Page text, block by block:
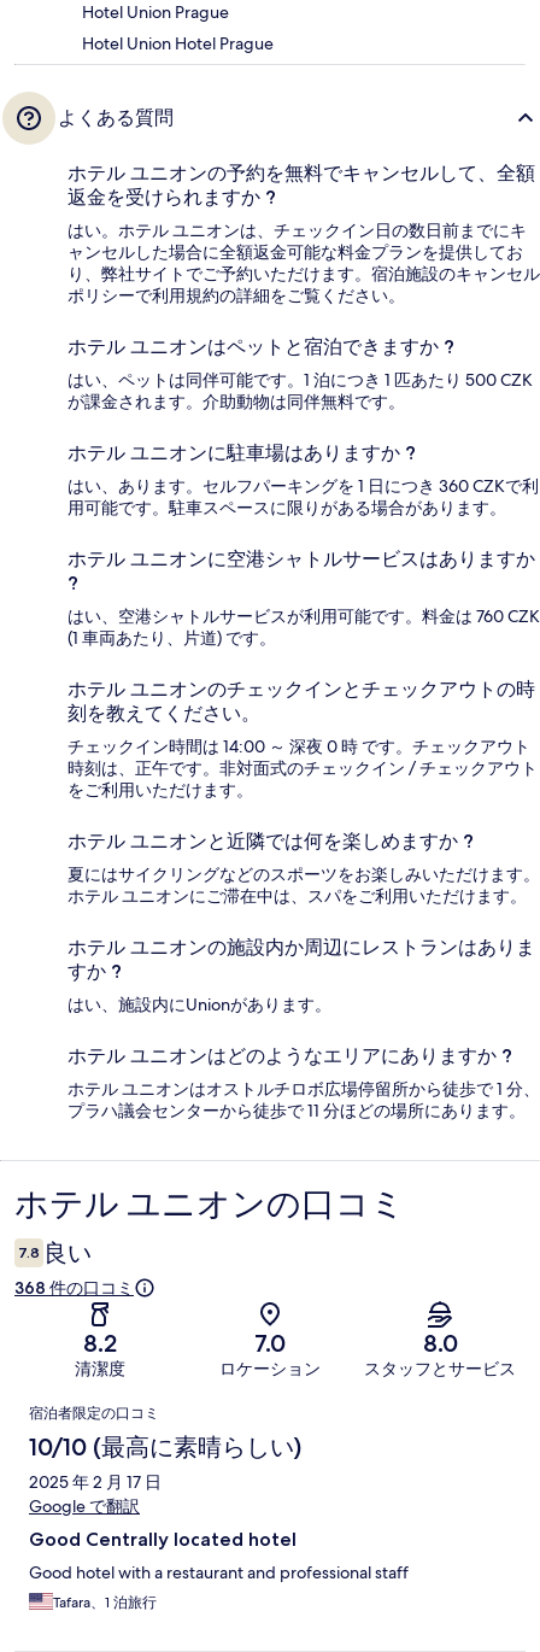
Hotel Union Prague
Hotel Union Hotel Prague
よくある質問
ホテル ユニオンの予約を無料でキャンセルして、全額
返金を受けられますか ?
はい。ホテル ユニオンは、チェックイン日の数日前までにキ
ャンセルした場合に全額返金可能な料金プランを提供してお
り、弊社サイトでご予約いただけます。宿泊施設のキャンセル
ポリシーで利用規約の詳細をご覧ください。
ホテル ユニオンはペットと宿泊できますか ?
はい、ペットは同伴可能です。1 泊につき 1 匹あたり 500 CZK
が課金されます。介助動物は同伴無料です。
ホテル ユニオンに駐車場はありますか ?
はい、あります。セルフパーキングを 1 日につき 360 CZKで利
用可能です。駐車スペースに限りがある場合があります。
ホテル ユニオンに空港シャトルサービスはありますか
?
はい、空港シャトルサービスが利用可能です。料金は 760 CZK
(1 車両あたり、片道) です。
ホテル ユニオンのチェックインとチェックアウトの時
刻を教えてください。
チェックイン時間は 14:00 ～ 深夜 0 時 です。チェックアウト
時刻は、正午です。非対面式のチェックイン / チェックアウト
をご利用いただけます。
ホテル ユニオンと近隣では何を楽しめますか ?
夏にはサイクリングなどのスポーツをお楽しみいただけます。
ホテル ユニオンにご滞在中は、スパをご利用いただけます。
ホテル ユニオンの施設内か周辺にレストランはありま
すか ?
はい、施設内にUnionがあります。
ホテル ユニオンはどのようなエリアにありますか ?
ホテル ユニオンはオストルチロボ広場停留所から徒歩で 1 分、
プラハ議会センターから徒歩で 11 分ほどの場所にあります。
口
コ
ミ
ホテル ユニオンの口コミ
7.8 良い
368 件の口コミ
8.2
清潔度
7.0
ロケーション
8.0
スタッフとサービス
口
コ
ミ
宿泊者限定の口コミ
10/10 (最高に素晴らしい)
2025 年 2 月 17 日
Google で翻訳
Good Centrally located hotel
Good hotel with a restaurant and professional staff
Tafara、1 泊旅行